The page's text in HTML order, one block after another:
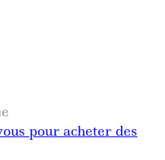
pour acheter des